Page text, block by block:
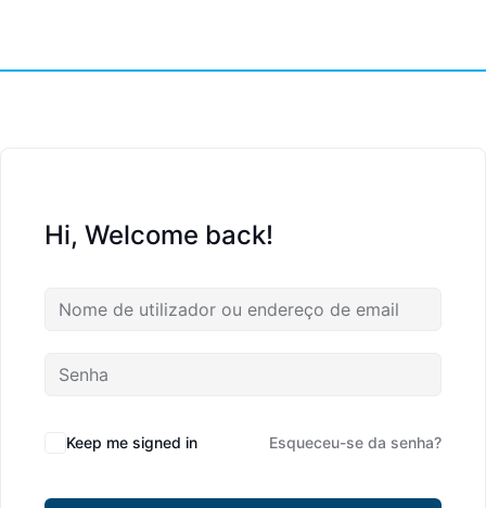
Hi, Welcome back!
Keep me signed in Esqueceu-se da senha?